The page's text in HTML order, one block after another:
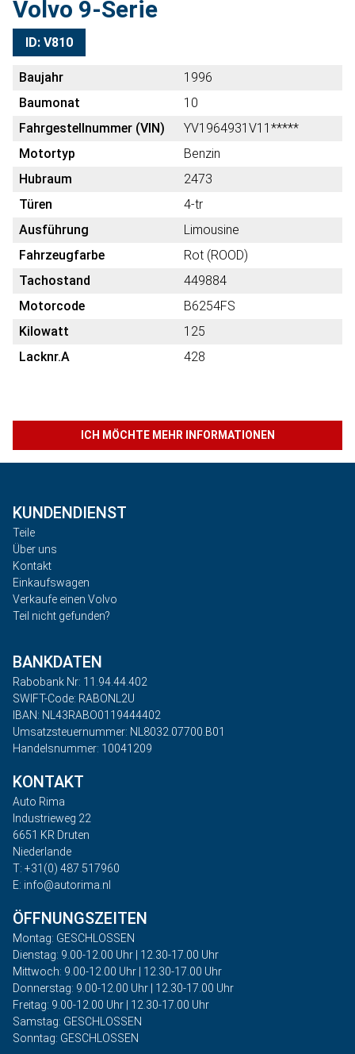
Volvo 9-Serie
ID: V810
Baujahr
1996
Baumonat
10
Fahrgestellnummer (VIN)
YV1964931V11*****
Motortyp
Benzin
Hubraum
2473
Türen
4-tr
Ausführung
Limousine
Fahrzeugfarbe
Rot (ROOD)
Tachostand
449884
Motorcode
B6254FS
Kilowatt
125
Lacknr.A
428
ICH MÖCHTE MEHR INFORMATIONEN
KUNDENDIENST
Teile
Über uns
Kontakt
Einkaufswagen
Verkaufe einen Volvo
Teil nicht gefunden?
BANKDATEN
Rabobank Nr: 11.94.44.402
SWIFT-Code: RABONL2U
IBAN: NL43RABO0119444402
Umsatzsteuernummer: NL8032.07700.B01
Handelsnummer: 10041209
KONTAKT
Auto Rima
Industrieweg 22
6651 KR Druten
Niederlande
T: +31(0) 487 517960
E: info@autorima.nl
ÖFFNUNGSZEITEN
Montag: GESCHLOSSEN
Dienstag: 9.00-12.00 Uhr | 12.30-17.00 Uhr
Mittwoch: 9.00-12.00 Uhr | 12.30-17.00 Uhr
Donnerstag: 9.00-12.00 Uhr | 12.30-17.00 Uhr
Freitag: 9.00-12.00 Uhr | 12.30-17.00 Uhr
Samstag: GESCHLOSSEN
Sonntag: GESCHLOSSEN